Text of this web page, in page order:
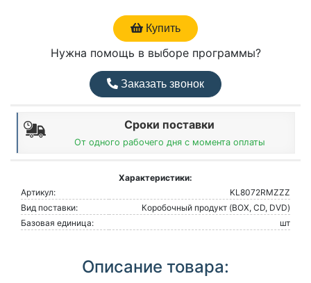
Купить
Нужна помощь в выборе программы?
Заказать звонок
Сроки поставки
От одного рабочего дня с момента оплаты
Характеристики:
Артикул:
KL8072RMZZZ
Вид поставки:
Коробочный продукт (BOX, CD, DVD)
Базовая единица:
шт
Описание товара: